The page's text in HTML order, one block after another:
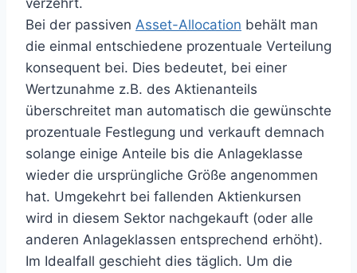
Bei der passiven Asset-Allocation behält man
die einmal entschiedene prozentuale Verteilung
konsequent bei. Dies bedeutet, bei einer
Wertzunahme z.B. des Aktienanteils
überschreitet man automatisch die gewünschte
prozentuale Festlegung und verkauft demnach
solange einige Anteile bis die Anlageklasse
wieder die ursprüngliche Größe angenommen
hat. Umgekehrt bei fallenden Aktienkursen
wird in diesem Sektor nachgekauft (oder alle
anderen Anlageklassen entsprechend erhöht).
Im Idealfall geschieht dies täglich. Um die